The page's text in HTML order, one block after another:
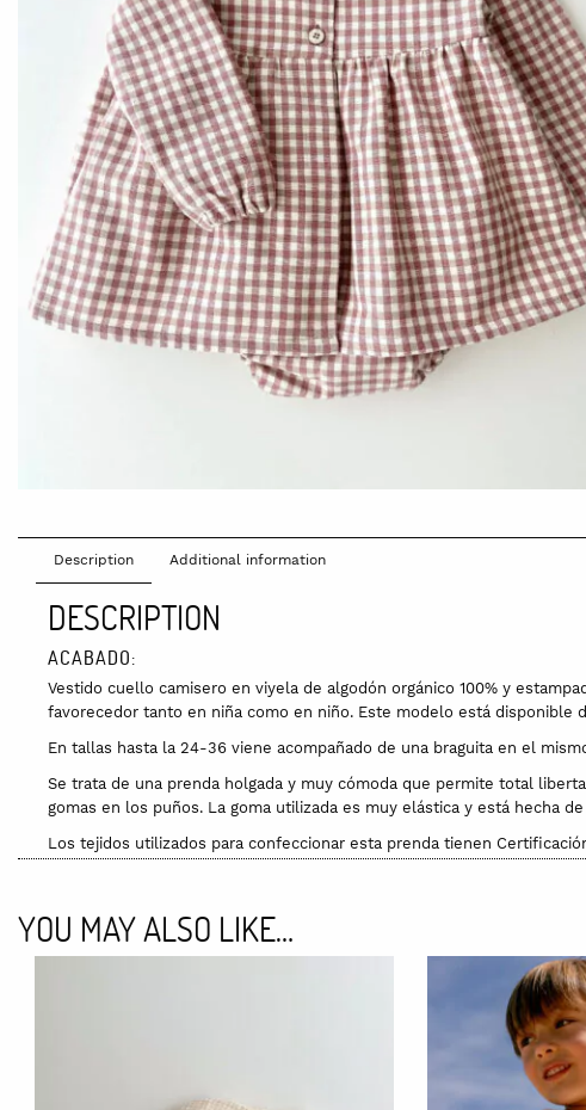
Description Additional information
DESCRIPTION
ACABADO:
Vestido cuello camisero en viyela de algodón orgánico 100% y
favorecedor tanto en niña como en niño. Este modelo está disponible
En tallas hasta la 24-36 viene acompañado de una braguita en el
Se trata de una prenda holgada y muy cómoda que permite total
gomas en los puños. La goma utilizada es muy elástica y está hecha
Los tejidos utilizados para confeccionar esta prenda tienen
100% ALGODÓN ORGÁNICO CON CERTIFICADO GOTS:
Este tejido de la colección Canela es especialmente suave a la vez
otoño/invierno. Al ser 100% algodón orgánico, la prenda es muy
popelín también de algodón orgánico, para darle mayor estructura.
18 a 24 meses: 82-88cm
YOU MAY ALSO LIKE…